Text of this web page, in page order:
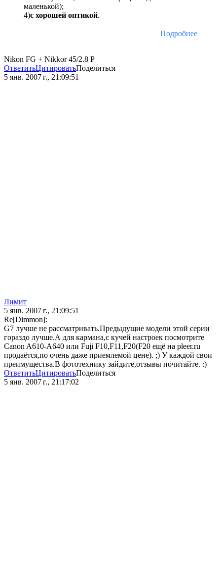
маленькой);
4)с хорошей оптикой.
Подробнее
Nikon FG + Nikkor 45/2.8 P
ОтветитьЦитироватьПоделиться
5 янв. 2007 г., 21:09:51
Лимит
5 янв. 2007 г., 21:09:51
Re[Dimmon]:
G7 лучше не рассматривать.Предыдущие модели этой серии
гораздо лучше.А для кармана,с кучей настроек посмотрите
Canon A610-A640 или Fuji F10,F11,F20(F20 ещё на pleer.ru
продаётся,по очень даже приемлемой цене). ;) У каждой свои
преимущества.В фототехнику зайдите,отзывы почитайте. :)
ОтветитьЦитироватьПоделиться
5 янв. 2007 г., 21:17:02